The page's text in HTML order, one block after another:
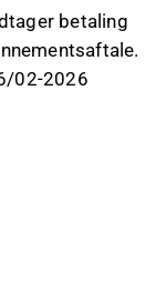
betaling
02-2026